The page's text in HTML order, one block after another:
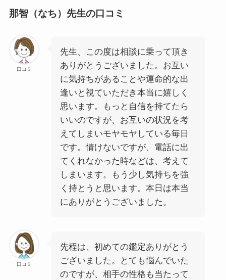
那智（なち）先生の口コミ
口コミ
先生、この度は相談に乗って頂き
ありがとうございました。お互い
に気持ちがあることや運命的な出
逢いと視ていただき本当に嬉しく
思います。もっと自信を持てたら
いいのですが、お互いの状況を考
えてしまいモヤモヤしている毎日
です。情けないですが、電話に出
てくれなかった時などは、考えて
しまいます。もう少し気持ちを強
く持とうと思います。本日は本当
にありがとうございました。
口コミ
先程は、初めての鑑定ありがとう
ございました。とても悩んでいた
のですが、相手の性格も当たって